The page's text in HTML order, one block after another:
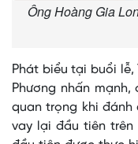
Ông Hoàng Gia
Phát biểu tại buổi lễ,
Phương nhấn
quan trọng khi
vay lại đầu tiên trên